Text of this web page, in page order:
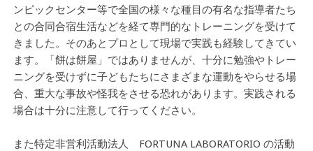
ンピックセンター等で全国の様々な種目の有名な指導者たち
との合同合宿生活などを経て専門的なトレーニングを受けて
きました。そのあとプロとして現場で実践も経験してきてい
ます。「餅は餅屋」ではありませんが、十分に勉強やトレー
ニングを受けずに子どもたちにさまざまな運動をやらせる場
合、重大な事故や怪我をさせる恐れがあります。実践される
場合は十分に注意して行ってください。
また特定非営利活動法人 FORTUNA LABORATORIO の活動